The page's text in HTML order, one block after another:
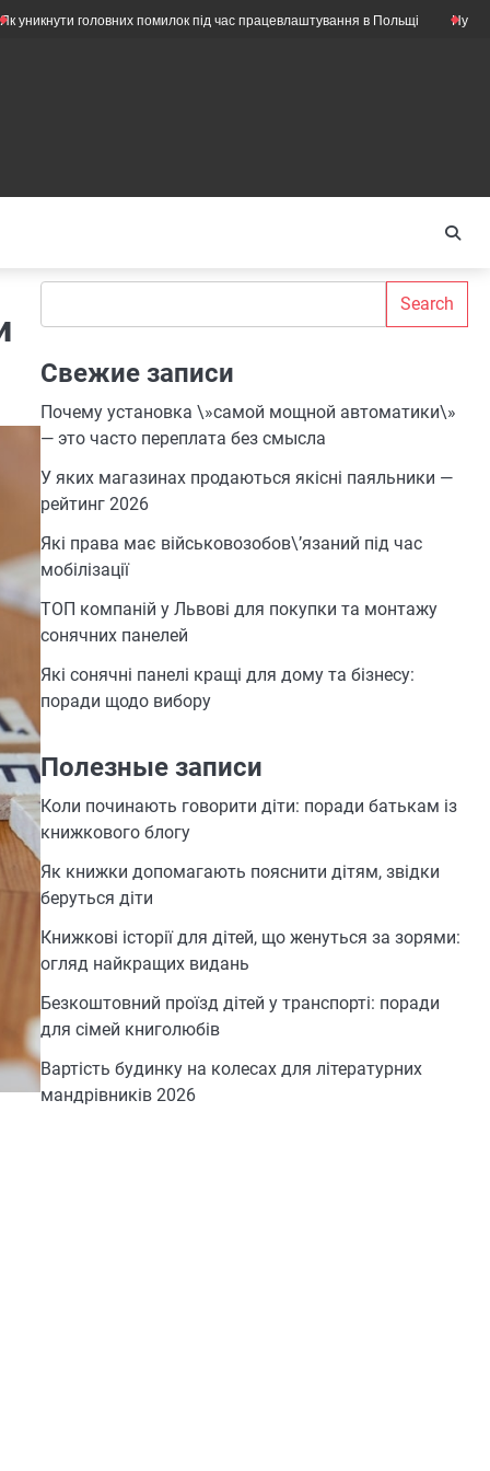
головних помилок під час працевлаштування в Польщі Нужны ли ещё
Search
Свежие записи
Почему установка \»самой мощной автоматики\»
— это часто переплата без смысла
У яких магазинах продаються якісні паяльники —
рейтинг 2026
Які права має військовозобов\’язаний під час
мобілізації
ТОП компаній у Львові для покупки та монтажу
сонячних панелей
Які сонячні панелі кращі для дому та бізнесу:
поради щодо вибору
Полезные записи
Коли починають говорити діти: поради батькам із
книжкового блогу
Як книжки допомагають пояснити дітям, звідки
беруться діти
Книжкові історії для дітей, що женуться за зорями:
огляд найкращих видань
Безкоштовний проїзд дітей у транспорті: поради
для сімей книголюбів
Вартість будинку на колесах для літературних
мандрівників 2026